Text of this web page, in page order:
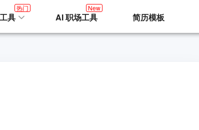
具
热门
AI 职场工具
New
简历模板